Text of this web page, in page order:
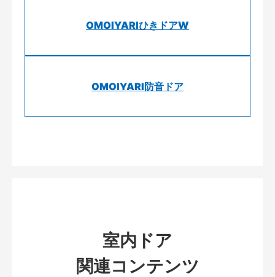
OMOIYARIひきドアW
OMOIYARI防音ドア
室内ドア
関連コンテンツ